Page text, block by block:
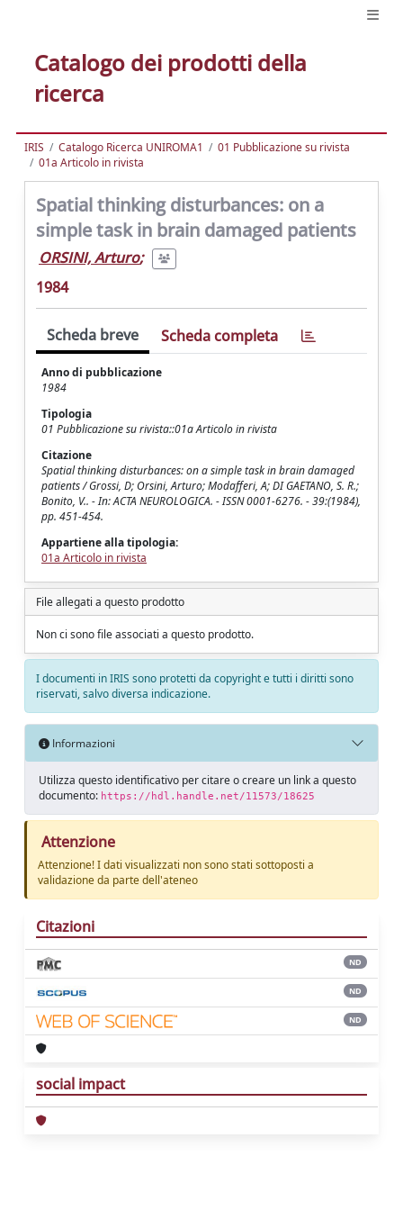
Catalogo dei prodotti della
ricerca
IRIS Catalogo Ricerca UNIROMA1
01 Pubblicazione su rivista
01a Articolo in rivista
Spatial thinking disturbances: on a
simple task in brain damaged patients
ORSINI, Arturo;
1984
Scheda breve Scheda completa
Anno di pubblicazione
1984
Tipologia
01 Pubblicazione su rivista::01a Articolo in rivista
Citazione
Spatial thinking disturbances: on a simple task in brain damaged
patients / Grossi, D; Orsini, Arturo; Modafferi, A; DI GAETANO, S. R.;
Bonito, V.. - In: ACTA NEUROLOGICA. - ISSN 0001-6276. - 39:(1984),
pp. 451-454.
Appartiene alla tipologia:
01a Articolo in rivista
File allegati a questo prodotto
Non ci sono file associati a questo prodotto.
I documenti in IRIS sono protetti da copyright e tutti i diritti sono
riservati, salvo diversa indicazione.
Informazioni
Utilizza questo identificativo per citare o creare un link a questo
documento: https://hdl.handle.net/11573/18625
Attenzione
Attenzione! I dati visualizzati non sono stati sottoposti a
validazione da parte dell'ateneo
Citazioni
ND
ND
ND
social impact